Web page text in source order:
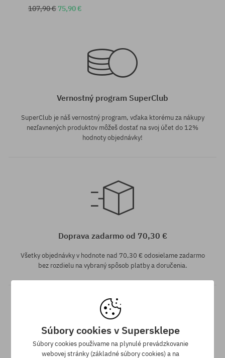
107,90 € 75,90 €
Vernostný program SuperClub
SuperClub je náš vernostný program, vďaka ktorému za nákupy
nezľavnených produktov môžeš dostať na svoj účet do 12%
hodnoty objednávky!
Doprava zadarmo od 70,30 €
Všetky objednávky v hodnote nad 70,30 € odosielame zadarmo
bez rozdielu na vybraný spôsob platby a doručenia.
Súbory cookies v Supersklepe
Súbory cookies používame na plynulé prevádzkovanie
webovej stránky (základné súbory cookies) a na